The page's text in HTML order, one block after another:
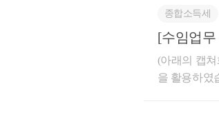
1. 매
2. 매
적 경
하고,
날 땀흘리
좋은 추억으
잊을수가 없
면 주저하지
중에 다시
부한 것이
다.결과는??
개년 전체
종합소득세
[수임업
(아래의 캡
을 활용하였